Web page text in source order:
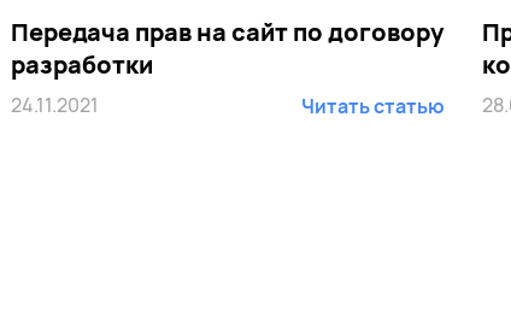
Передача прав на сайт по договору
разработки
24.11.2021 Читать статью